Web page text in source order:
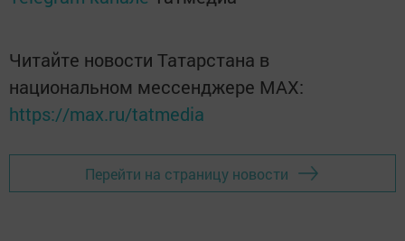
Читайте новости Татарстана в
национальном мессенджере MАХ:
https://max.ru/tatmedia
Перейти на страницу новости